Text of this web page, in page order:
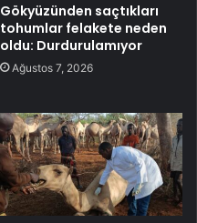
Gökyüzünden saçtıkları
tohumlar felakete neden
oldu: Durdurulamıyor
Ağustos 7, 2026